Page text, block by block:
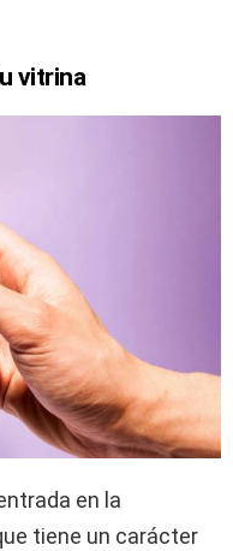
vitrina
en la
tiene un carácter